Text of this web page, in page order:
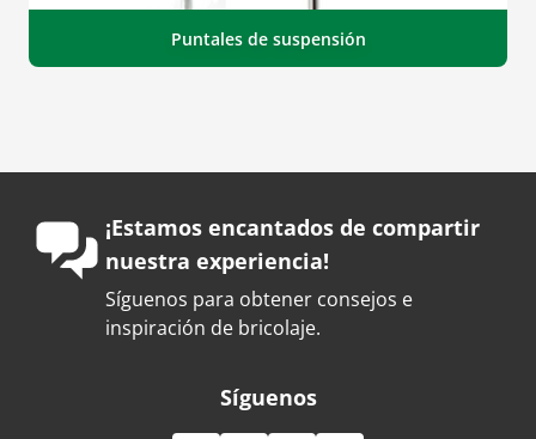
Puntales de suspensión
¡Estamos encantados de compartir
nuestra experiencia!
Síguenos para obtener consejos e
inspiración de bricolaje.
Síguenos